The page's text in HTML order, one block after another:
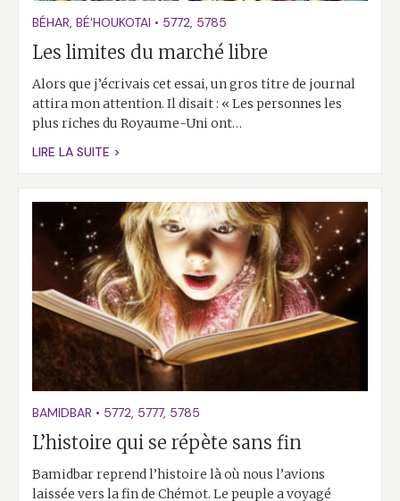
BÉHAR, BÉ'HOUKOTAI • 5772, 5785
Les limites du marché libre
Alors que j’écrivais cet essai, un gros titre de journal
attira mon attention. Il disait : « Les personnes les
plus riches du Royaume-Uni ont…
LIRE LA SUITE >
BAMIDBAR • 5772, 5777, 5785
L’histoire qui se répète sans fin
Bamidbar reprend l’histoire là où nous l’avions
laissée vers la fin de Chémot. Le peuple a voyagé